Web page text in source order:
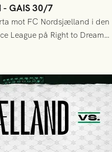
- GAIS 30/7
mot FC Nordsjælland i den
League på Right to Dream
har tagit ut följande